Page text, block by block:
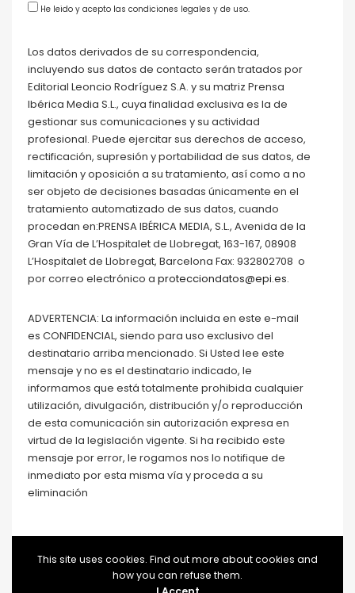
He leido y acepto las condiciones legales y de uso.
Los datos derivados de su correspondencia,
incluyendo sus datos de contacto serán tratados por
Editorial Leoncio Rodríguez S.A. y su matriz Prensa
Ibérica Media S.L., cuya finalidad exclusiva es la de
gestionar sus comunicaciones y su actividad
profesional. Puede ejercitar sus derechos de acceso,
rectificación, supresión y portabilidad de sus datos, de
limitación y oposición a su tratamiento, así como a no
ser objeto de decisiones basadas únicamente en el
tratamiento automatizado de sus datos, cuando
procedan en:PRENSA IBÉRICA MEDIA, S.L., Avenida de la
Gran Vía de L’Hospitalet de Llobregat, 163-167, 08908
L’Hospitalet de Llobregat, Barcelona Fax: 932802708 o
por correo electrónico a protecciondatos@epi.es.
ADVERTENCIA: La información incluida en este e-mail
es CONFIDENCIAL, siendo para uso exclusivo del
destinatario arriba mencionado. Si Usted lee este
mensaje y no es el destinatario indicado, le
informamos que está totalmente prohibida cualquier
utilización, divulgación, distribución y/o reproducción
de esta comunicación sin autorización expresa en
virtud de la legislación vigente. Si ha recibido este
mensaje por error, le rogamos nos lo notifique de
inmediato por esta misma vía y proceda a su
eliminación
This site uses cookies. Find out more about cookies and
how you can refuse them.